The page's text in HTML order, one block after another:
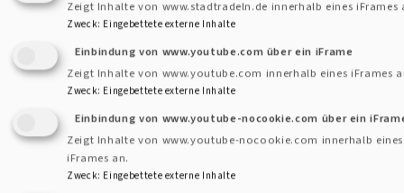
In meinem Kopf
In meinem Herzen
In meinem Bauch
Zeigt Inhalte von www.stadtradeln.de innerhalb eines iFrames
Zweck: Eingebettete externe Inhalte
Einbindung von www.youtube.com über ein iFrame
Zeigt Inhalte von www.youtube.com innerhalb eines iFrames
Zweck: Eingebettete externe Inhalte
Einbindung von www.youtube-nocookie.com über ein
Zeigt Inhalte von www.youtube-nocookie.com innerhalb eines
iFrames an.
Zweck: Eingebettete externe Inhalte